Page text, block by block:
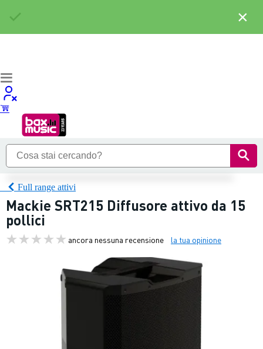
Full range attivi
Mackie SRT215 Diffusore attivo da 15
pollici
ancora nessuna recensione la tua opinione
×